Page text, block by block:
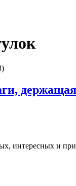
интересных и